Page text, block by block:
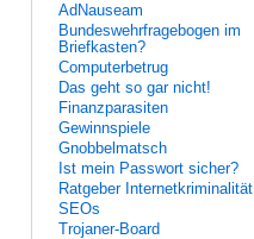
AdNauseam
Bundeswehrfragebogen im
Briefkasten?
Computerbetrug
Das geht so gar nicht!
Finanzparasiten
Gewinnspiele
Gnobbelmatsch
Ist mein Passwort sicher?
Ratgeber Internetkriminalität
SEOs
Trojaner-Board